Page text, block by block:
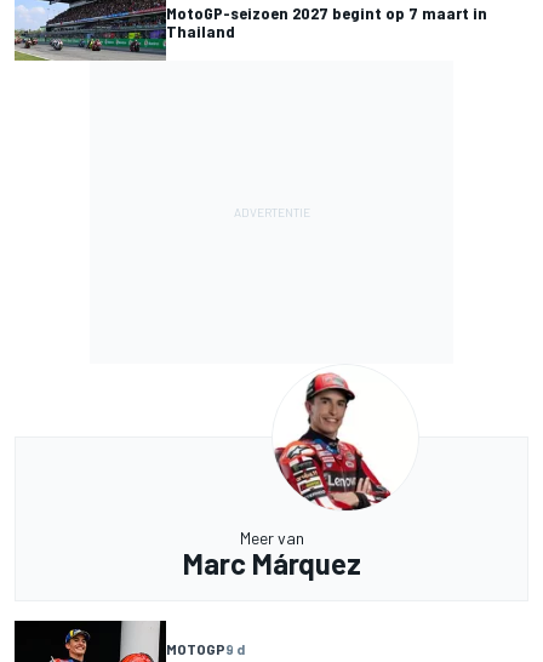
MotoGP-seizoen 2027 begint op 7 maart in
Thailand
Meer van
Marc Márquez
MOTOGP9 d